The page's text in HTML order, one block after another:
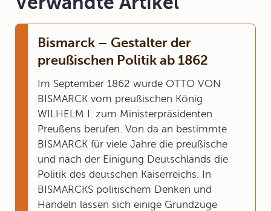
Bismarck – Gestalter der
preußischen Politik ab 1862
Im September 1862 wurde OTTO VON
BISMARCK vom preußischen König
WILHELM I. zum Ministerpräsidenten
Preußens berufen. Von da an bestimmte
BISMARCK für viele Jahre die preußische
und nach der Einigung Deutschlands die
Politik des deutschen Kaiserreichs. In
BISMARCKS politischem Denken und
Handeln lassen sich einige Grundzüge